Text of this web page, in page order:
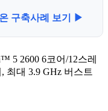
구축사례 보기 ▶
5 2600 6코어/12스레
최대 3.9 GHz 버스트